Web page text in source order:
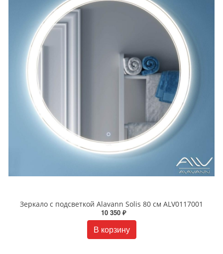
Зеркало с подсветкой Alavann Solis 80 см ALV0117001
10 350 ₽
В корзину